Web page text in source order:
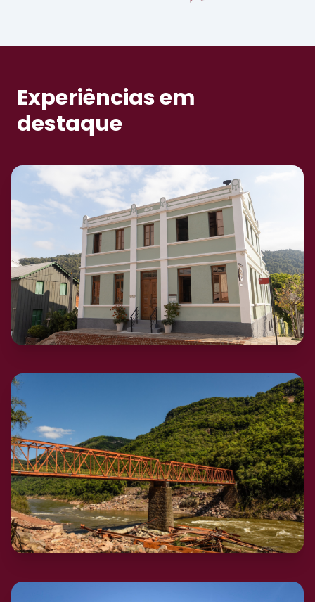
Experiências em
destaque
Santa Tereza
Pousadas
Veja agora…
Nova Roma do Sul